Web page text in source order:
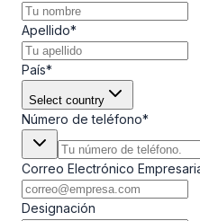
Apellido*
País*
Select country
Número de teléfono*
Correo Electrónico
Designación